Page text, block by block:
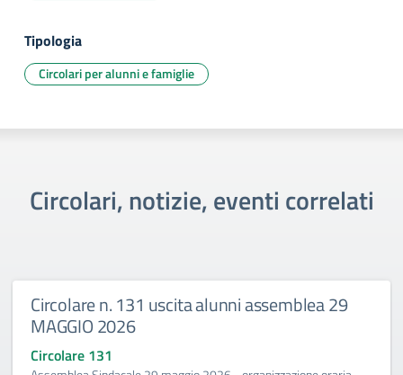
Tipologia
Circolari per alunni e famiglie
Circolari, notizie, eventi correlati
Circolare n. 131 uscita alunni assemblea 29
MAGGIO 2026
Circolare 131